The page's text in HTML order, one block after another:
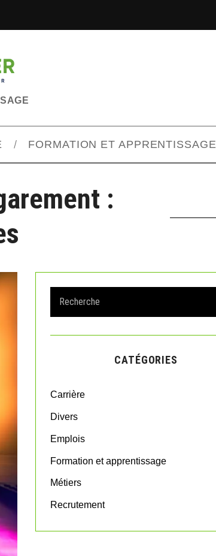
FORMATION ET APPRENTISSAGE
:
a
r
o
CATÉGORIES
Carrière
Divers
Emplois
Formation et apprentissage
Métiers
Recrutement